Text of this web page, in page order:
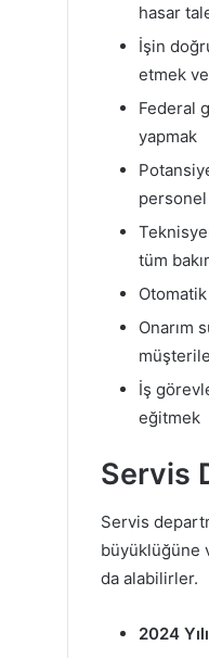
hasar
İşin
etmek
Federal
yapmak
tüm
Onarım
İş
eğitmek
Servis
Servis
büyüklüğüne
da alabilirler.
2024